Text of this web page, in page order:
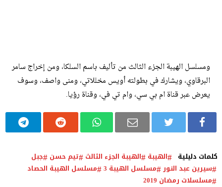
ومسلسل الهيبة الجزء الثالث من تأليف باسم السلكا، ومن إخراج سامر
البرقاوي، ويشارك في بطولته أويس مخللاتي، ومنى واصف، وسوف
يعرض عبر قناة ام بي سي، وام تي في، وقناة رؤيا.
كلمات دليلية الهيبة الهيبة الجزء الثالث تيم حسن جبل
سيرين عبد النور مسلسل الهيبة 3
مسلسل الهيبة الحصاد
مسلسلات رمضان 2019